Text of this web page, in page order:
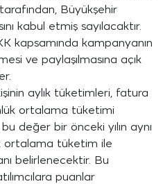
Büyükşehir
kabul etmiş sayılacaktır.
kapsamında kampanyanın
ve paylaşılmasına açık
aylık tüketimleri, fatura
ortalama tüketimi
değer bir önceki yılın aynı
ortalama tüketim ile
belirlenecektir. Bu
puanlar